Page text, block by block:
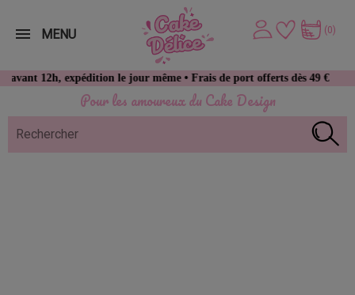
Pour les amoureux du Cake Design
12h, expédition le jour même • Frais de port offerts dès 49 € d’achat
(0)
MENU